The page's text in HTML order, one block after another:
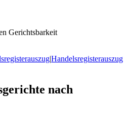
Gerichtsbarkeit
|Handelsregisterauszug
nach